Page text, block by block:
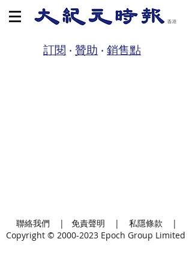
訂閱 ‧ 贊助 ‧ 銷售點
聯絡我們 | 免責聲明 | 私隱條款 |
Copyright © 2000-2023Epoch Group Limited